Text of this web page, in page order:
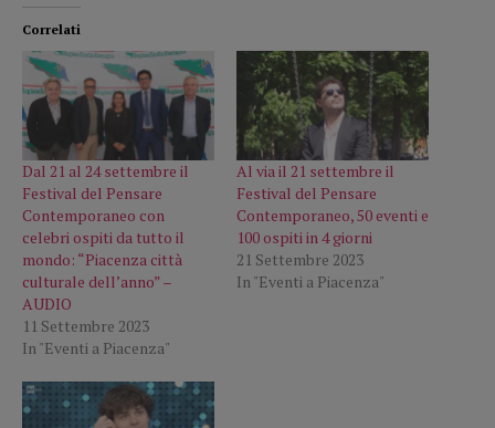
Correlati
Dal 21 al 24 settembre il
Festival del Pensare
Contemporaneo con
celebri ospiti da tutto il
mondo: “Piacenza città
culturale dell’anno” –
AUDIO
11 Settembre 2023
In "Eventi a Piacenza"
Al via il 21 settembre il
Festival del Pensare
Contemporaneo, 50 eventi e
100 ospiti in 4 giorni
21 Settembre 2023
In "Eventi a Piacenza"